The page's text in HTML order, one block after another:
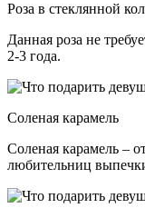
Роза в стеклянной
Данная роза не
2-3 года.
Соленая карамель
Соленая карамель –
любительниц